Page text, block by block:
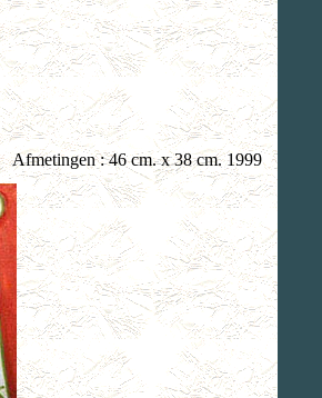
Afmetingen : 46 cm. x 38 cm. 1999